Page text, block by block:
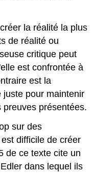
la réalité la plus
de réalité ou
critique peut
est confrontée à
est la
juste pour maintenir
présentées.
sur des
difficile de créer
de ce texte cite un
dans lequel ils